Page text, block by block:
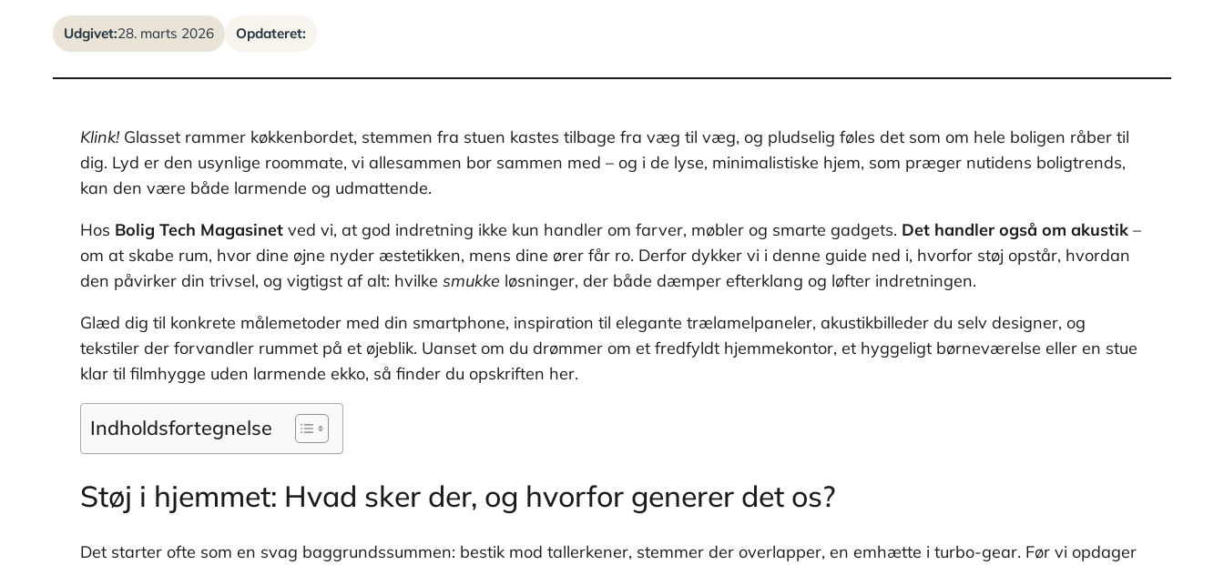
Udgivet:28. marts 2026 Opdateret:
Klink!Glasset rammer køkkenbordet, stemmen fra stuen kastes tilbage fra væg til væg, og pludselig føles det som om hele boligen råber til
dig. Lyd er den usynlige roommate, vi allesammen bor sammen med – og i de lyse, minimalistiske hjem, som præger nutidens boligtrends,
kan den være både larmende og udmattende.
Hos Bolig Tech Magasinetved vi, at god indretning ikke kun handler om farver, møbler og smarte gadgets. Det handler også om akustik–
om at skabe rum, hvor dine øjne nyder æstetikken, mens dine ører får ro. Derfor dykker vi i denne guide ned i, hvorfor støj opstår, hvordan
den påvirker din trivsel, og vigtigst af alt: hvilke smukke løsninger, der både dæmper efterklang og løfter indretningen.
Glæd dig til konkrete målemetoder med din smartphone, inspiration til elegante trælamelpaneler, akustikbilleder du selv designer, og
tekstiler der forvandler rummet på et øjeblik. Uanset om du drømmer om et fredfyldt hjemmekontor, et hyggeligt børneværelse eller en stue
klar til filmhygge uden larmende ekko, så finder du opskriften her.
Indholdsfortegnelse
Støj i hjemmet: Hvad sker der, og hvorfor generer det os?
Det starter ofte som en svag baggrundssummen: bestik mod tallerkener, stemmer der overlapper, en emhætte i turbo-gear. Før vi opdager